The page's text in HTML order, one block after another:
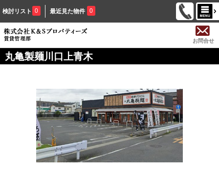
検討リスト 0 最近見た物件 0
お問合せ
丸亀製麺川口上青木